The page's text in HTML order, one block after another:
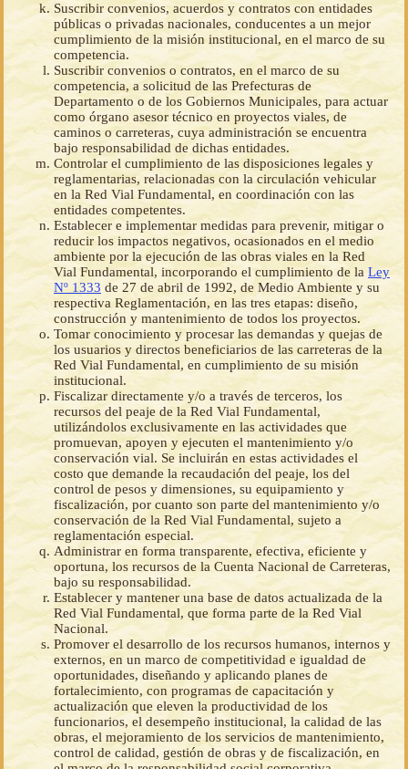
Suscribir convenios, acuerdos y contratos con entidades
públicas o privadas nacionales, conducentes a un mejor
cumplimiento de la misión institucional, en el marco de su
competencia.
Suscribir convenios o contratos, en el marco de su
competencia, a solicitud de las Prefecturas de
Departamento o de los Gobiernos Municipales, para actuar
como órgano asesor técnico en proyectos viales, de
caminos o carreteras, cuya administración se encuentra
bajo responsabilidad de dichas entidades.
Controlar el cumplimiento de las disposiciones legales y
reglamentarias, relacionadas con la circulación vehicular
en la Red Vial Fundamental, en coordinación con las
entidades competentes.
Establecer e implementar medidas para prevenir, mitigar o
reducir los impactos negativos, ocasionados en el medio
ambiente por la ejecución de las obras viales en la Red
Vial Fundamental, incorporando el cumplimiento de la Ley
Nº 1333 de 27 de abril de 1992, de Medio Ambiente y su
respectiva Reglamentación, en las tres etapas: diseño,
construcción y mantenimiento de todos los proyectos.
Tomar conocimiento y procesar las demandas y quejas de
los usuarios y directos beneficiarios de las carreteras de la
Red Vial Fundamental, en cumplimiento de su misión
institucional.
Fiscalizar directamente y/o a través de terceros, los
recursos del peaje de la Red Vial Fundamental,
utilizándolos exclusivamente en las actividades que
promuevan, apoyen y ejecuten el mantenimiento y/o
conservación vial. Se incluirán en estas actividades el
costo que demande la recaudación del peaje, los del
control de pesos y dimensiones, su equipamiento y
fiscalización, por cuanto son parte del mantenimiento y/o
conservación de la Red Vial Fundamental, sujeto a
reglamentación especial.
Administrar en forma transparente, efectiva, eficiente y
oportuna, los recursos de la Cuenta Nacional de Carreteras,
bajo su responsabilidad.
Establecer y mantener una base de datos actualizada de la
Red Vial Fundamental, que forma parte de la Red Vial
Nacional.
Promover el desarrollo de los recursos humanos, internos y
externos, en un marco de competitividad e igualdad de
oportunidades, diseñando y aplicando planes de
fortalecimiento, con programas de capacitación y
actualización que eleven la productividad de los
funcionarios, el desempeño institucional, la calidad de las
obras, el mejoramiento de los servicios de mantenimiento,
control de calidad, gestión de obras y de fiscalización, en